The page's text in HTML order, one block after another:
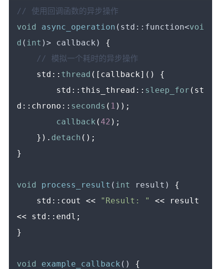
// 使用回调函数的异步操作
void
async_operation (std::function<voi
d ( int )> callback)
{
// 模拟一个耗时的异步操作
    std::
thread ([callback]() {
        std::this_thread::
sleep_for (st
d::chrono:: seconds ( 1 ));
callback (42 );
    }).
detach ();
}
void process_result ( int result)
{
    std::cout <<
"Result: "
<< result
<< std::endl;
}
void example_callback ()
{